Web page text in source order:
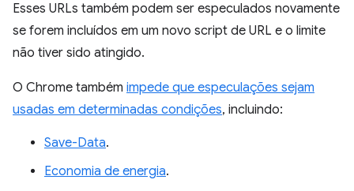
Esses URLs também podem ser especulados novamente
se forem incluídos em um novo script de URL e o limite
não tiver sido atingido.
O Chrome também impede que especulações sejam
usadas em determinadas condições, incluindo:
Save-Data.
Economia de energia.